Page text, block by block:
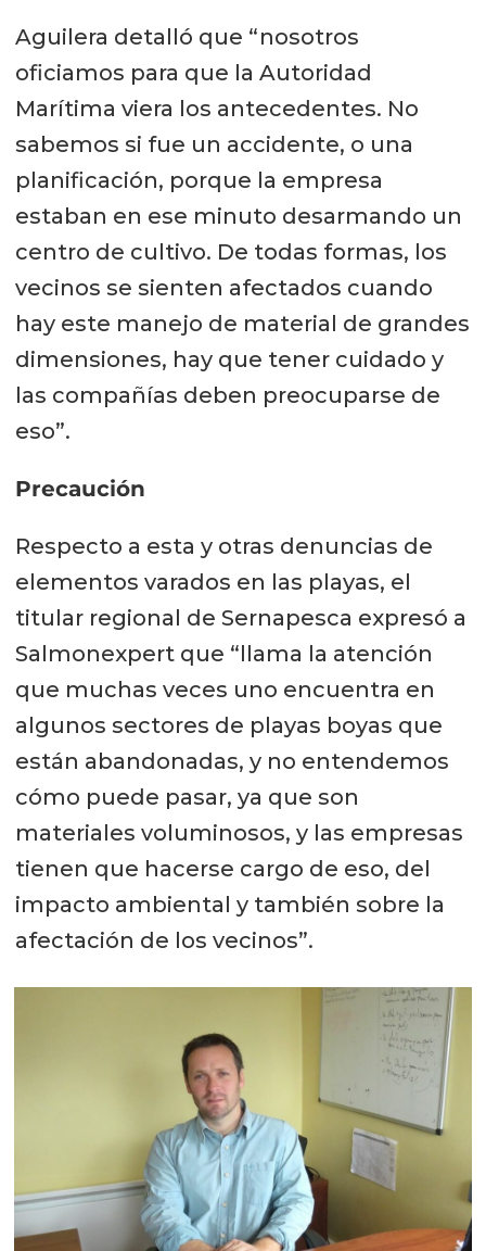
Aguilera detalló que “nosotros
oficiamos para que la Autoridad
Marítima viera los antecedentes. No
sabemos si fue un accidente, o una
planificación, porque la empresa
estaban en ese minuto desarmando un
centro de cultivo. De todas formas, los
vecinos se sienten afectados cuando
hay este manejo de material de grandes
dimensiones, hay que tener cuidado y
las compañías deben preocuparse de
eso”.
Precaución
Respecto a esta y otras denuncias de
elementos varados en las playas, el
titular regional de Sernapesca expresó a
Salmonexpert que “llama la atención
que muchas veces uno encuentra en
algunos sectores de playas boyas que
están abandonadas, y no entendemos
cómo puede pasar, ya que son
materiales voluminosos, y las empresas
tienen que hacerse cargo de eso, del
impacto ambiental y también sobre la
afectación de los vecinos”.